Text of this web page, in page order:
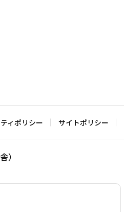
ィポリシー サイトポリシー
）